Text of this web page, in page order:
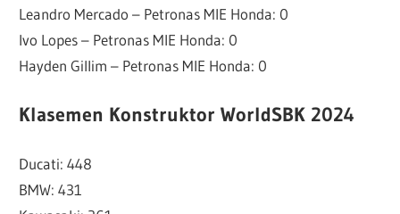
Leandro Mercado – Petronas MIE Honda: 0
Ivo Lopes – Petronas MIE Honda: 0
Hayden Gillim – Petronas MIE Honda: 0
Klasemen Konstruktor WorldSBK 2024
Ducati: 448
BMW: 431